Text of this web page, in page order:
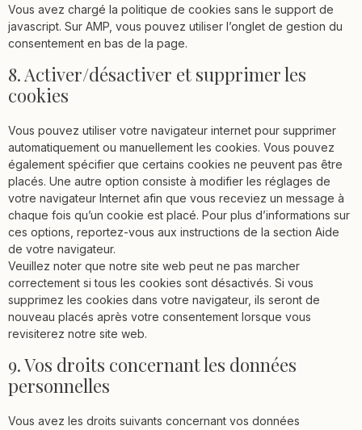
Vous avez chargé la politique de cookies sans le support de
javascript. Sur AMP, vous pouvez utiliser l’onglet de gestion du
consentement en bas de la page.
8. Activer/désactiver et supprimer les
cookies
Vous pouvez utiliser votre navigateur internet pour supprimer
automatiquement ou manuellement les cookies. Vous pouvez
également spécifier que certains cookies ne peuvent pas être
placés. Une autre option consiste à modifier les réglages de
votre navigateur Internet afin que vous receviez un message à
chaque fois qu’un cookie est placé. Pour plus d’informations sur
ces options, reportez-vous aux instructions de la section Aide
de votre navigateur.
Veuillez noter que notre site web peut ne pas marcher
correctement si tous les cookies sont désactivés. Si vous
supprimez les cookies dans votre navigateur, ils seront de
nouveau placés après votre consentement lorsque vous
revisiterez notre site web.
9. Vos droits concernant les données
personnelles
Vous avez les droits suivants concernant vos données